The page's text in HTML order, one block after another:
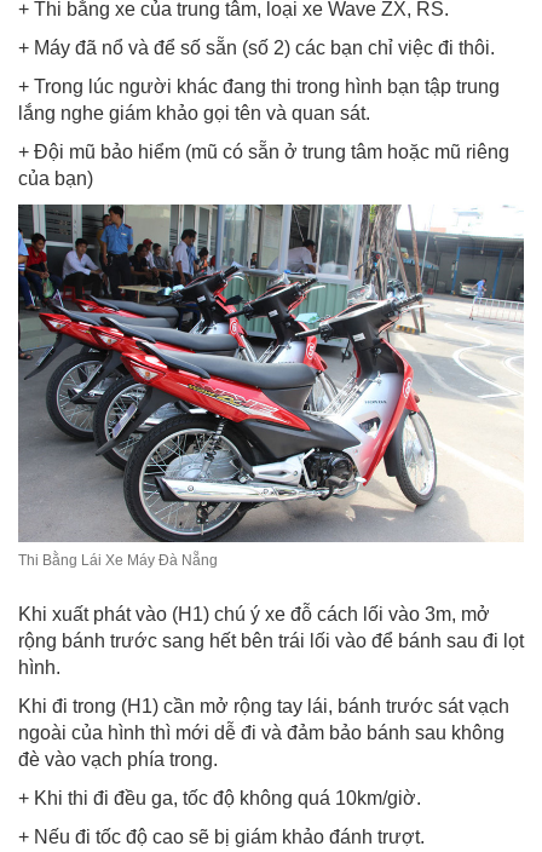
+ Thi bằng xe của trung tâm, loại xe Wave ZX, RS.
+ Máy đã nổ và để số sẵn (số 2) các bạn chỉ việc đi thôi.
+ Trong lúc người khác đang thi trong hình bạn tập trung
lắng nghe giám khảo gọi tên và quan sát.
+ Đội mũ bảo hiểm (mũ có sẵn ở trung tâm hoặc mũ riêng
của bạn)
Thi Bằng Lái Xe Máy Đà Nẵng
Khi xuất phát vào (H1) chú ý xe đỗ cách lối vào 3m, mở
rộng bánh trước sang hết bên trái lối vào để bánh sau đi lọt
hình.
Khi đi trong (H1) cần mở rộng tay lái, bánh trước sát vạch
ngoài của hình thì mới dễ đi và đảm bảo bánh sau không
đè vào vạch phía trong.
+ Khi thi đi đều ga, tốc độ không quá 10km/giờ.
+ Nếu đi tốc độ cao sẽ bị giám khảo đánh trượt.